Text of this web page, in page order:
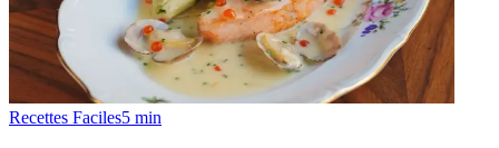
Recettes Faciles5 min